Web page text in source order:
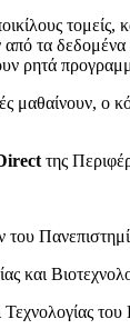
τα
ρητά
μαθαίνουν, ο
της
του
και
Τεχνολογίας